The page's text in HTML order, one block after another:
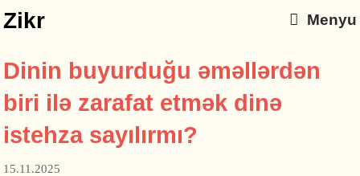
Zikr Menyu
Dinin buyurduğu əməllərdən
biri ilə zarafat etmək dinə
istehza sayılırmı?
15.11.2025